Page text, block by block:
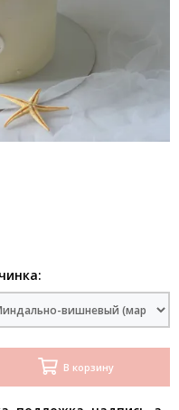
В корзину